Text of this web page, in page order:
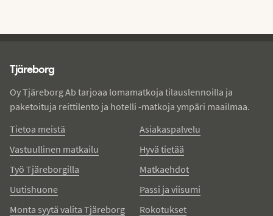
Tjäreborg
Oy Tjäreborg Ab tarjoaa lomamatkoja tilauslennoilla ja
paketoituja reittilento ja hotelli -matkoja ympäri maailmaa.
Tietoa meistä
Vastuullinen matkailu
Työ Tjäreborgilla
Uutishuone
Monta syytä valita Tjäreborg
Asiakaspalvelu
Hyvä tietää
Matkaehdot
Passi ja viisumi
Rokotukset